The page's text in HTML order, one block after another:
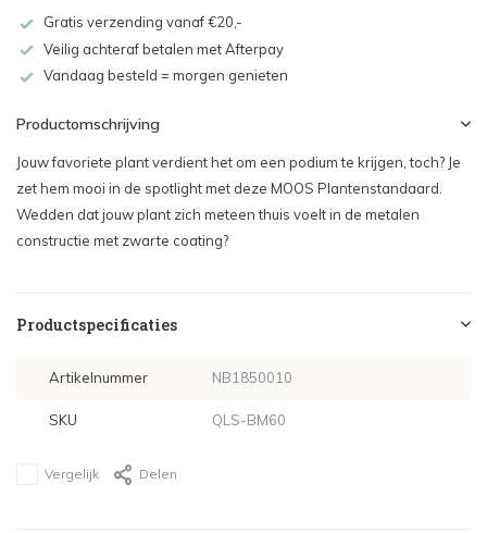
Gratis verzending vanaf €20,-
Veilig achteraf betalen met Afterpay
Vandaag besteld = morgen genieten
Productomschrijving
Jouw favoriete plant verdient het om een podium te krijgen, toch? Je
zet hem mooi in de spotlight met deze MOOS Plantenstandaard.
Wedden dat jouw plant zich meteen thuis voelt in de metalen
constructie met zwarte coating?
Productspecificaties
Artikelnummer NB1850010
SKU QLS-BM60
Vergelijk Delen